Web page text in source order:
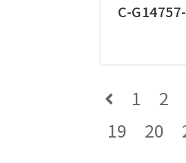
C-
1 2
19
20